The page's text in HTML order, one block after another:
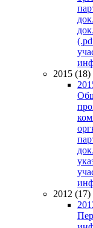
2015 (18)
2012 (17)